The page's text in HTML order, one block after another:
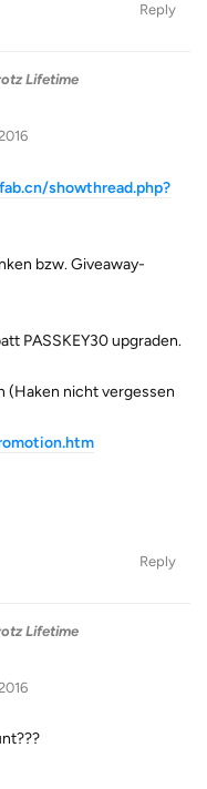
Reply
Lifetime
showthread.php?
bzw. Giveaway-
PASSKEY30 upgraden.
(Haken nicht vergessen
Reply
Lifetime